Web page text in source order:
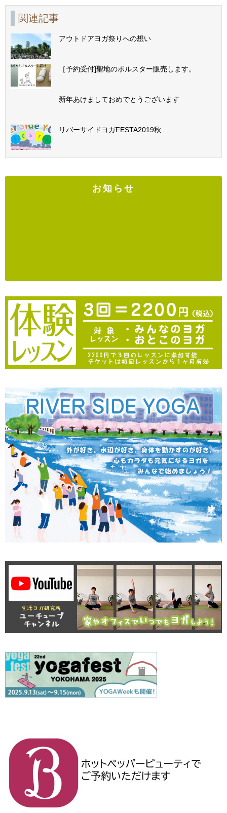
関連記事
アウトドアヨガ祭りへの想い
［予約受付]聖地のボルスター販売します。
新年あけましておめでとうございます
リバーサイドヨガFESTA2019秋
お知らせ